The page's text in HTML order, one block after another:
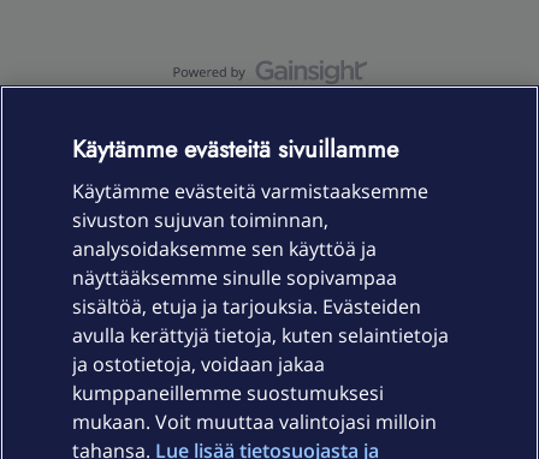
Laitteet & liittymät
Palvelut
Käytämme evästeitä sivuillamme
Käytämme evästeitä varmistaaksemme
sivuston sujuvan toiminnan,
analysoidaksemme sen käyttöä ja
näyttääksemme sinulle sopivampaa
sisältöä, etuja ja tarjouksia. Evästeiden
avulla kerättyjä tietoja, kuten selaintietoja
ja ostotietoja, voidaan jakaa
kumppaneillemme suostumuksesi
mukaan. Voit muuttaa valintojasi milloin
tahansa. Lue lisää tietosuojasta ja